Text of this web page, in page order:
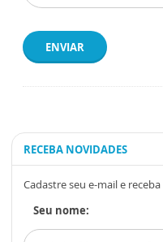
ENVIAR
RECEBA NOVIDADES
Cadastre seu e-mail e
Seu nome: